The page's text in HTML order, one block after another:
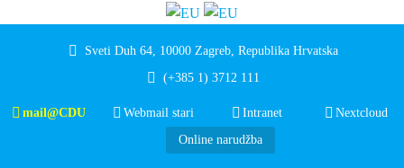
Sveti Duh 64, 10000 Zagreb, Republika Hrvatska
(+385 1) 3712 111
mail@CDU Webmail stari Intranet
Nextcloud
Online narudžba